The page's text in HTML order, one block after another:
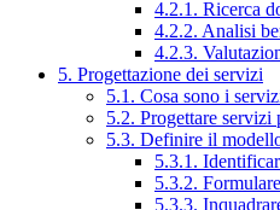
4.2.1. Ricerca
4.2.2. Analisi
4.2.3.
5. Progettazione dei servizi
5.1. Cosa sono i
5.2. Progettare
5.3. Definire il
5.3.1.
5.3.2.
5.3.3.